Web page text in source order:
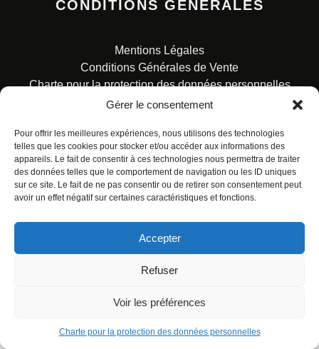
Gérer le consentement
Pour offrir les meilleures expériences, nous utilisons des technologies
telles que les cookies pour stocker et/ou accéder aux informations des
appareils. Le fait de consentir à ces technologies nous permettra de traiter
des données telles que le comportement de navigation ou les ID uniques
sur ce site. Le fait de ne pas consentir ou de retirer son consentement peut
avoir un effet négatif sur certaines caractéristiques et fonctions.
Accepter
Refuser
Voir les préférences
Charte pour la protection des données personnelles
CONDITIONS GENERALES
Mentions Légales
Conditions Générales de Vente
Charte pour la protection des données personnelles
© ALL RIGHTS RESERVED. URBAN COMICS POUR LES
ÉDITIONS FRANÇAISES.